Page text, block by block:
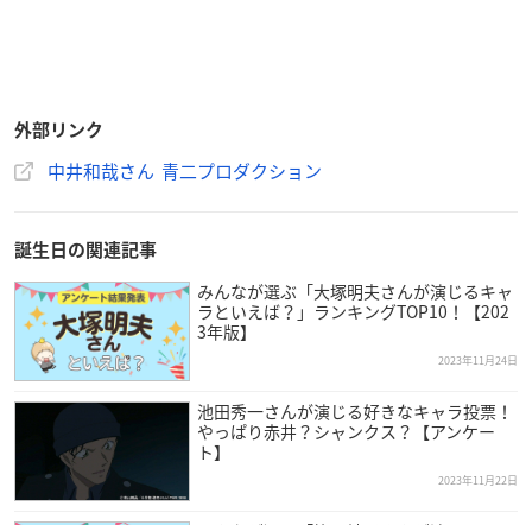
外部リンク
中井和哉さん 青二プロダクション
誕生日の関連記事
みんなが選ぶ「大塚明夫さんが演じるキャ
ラといえば？」ランキングTOP10！【202
3年版】
2023年11月24日
池田秀一さんが演じる好きなキャラ投票！
やっぱり赤井？シャンクス？【アンケー
ト】
2023年11月22日